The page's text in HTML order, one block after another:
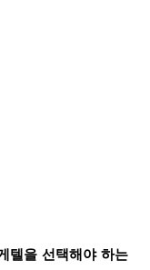
텔을 선택해야 하는